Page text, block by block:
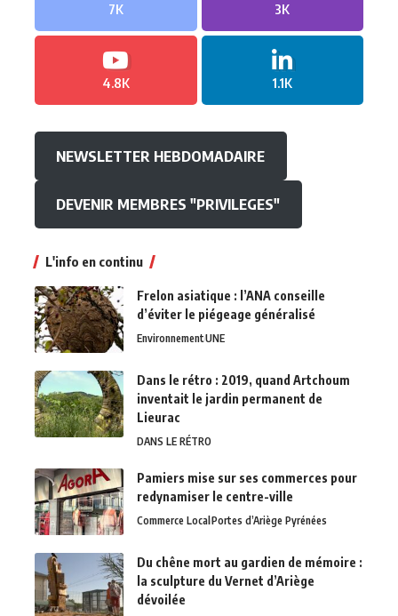
7K 3K
4.8K 1.1K
NEWSLETTER HEBDOMADAIRE
DEVENIR MEMBRES "PRIVILEGES"
L'info en continu
Frelon asiatique : l’ANA conseille
d’éviter le piégeage généralisé
EnvironnementUNE
Dans le rétro : 2019, quand Artchoum
inventait le jardin permanent de
Lieurac
DANS LE RÉTRO
Pamiers mise sur ses commerces pour
redynamiser le centre-ville
Commerce LocalPortes d’Ariège Pyrénées
Du chêne mort au gardien de mémoire :
la sculpture du Vernet d’Ariège
dévoilée